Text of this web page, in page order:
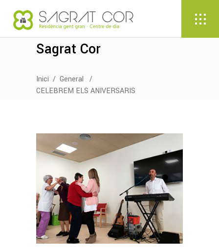
Sagrat Cor
Inici / General
/
CELEBREM ELS ANIVERSARIS